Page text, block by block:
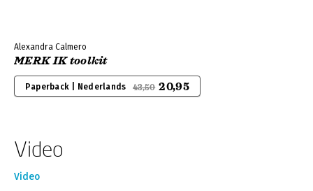
Alexandra Calmero
MERK IK toolkit
Paperback | Nederlands 43,50 20,95
Video
Video